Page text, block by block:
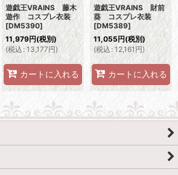
遊戯王VRAINS 藤木
遊作 コスプレ衣装
[DM5390]
11,979円(税別)
(税込: 13,177円)
カートに入れる
遊戯王VRAINS 財前
葵 コスプレ衣装
[DM5389]
11,055円(税別)
(税込 : 12,161円)
カートに入れる